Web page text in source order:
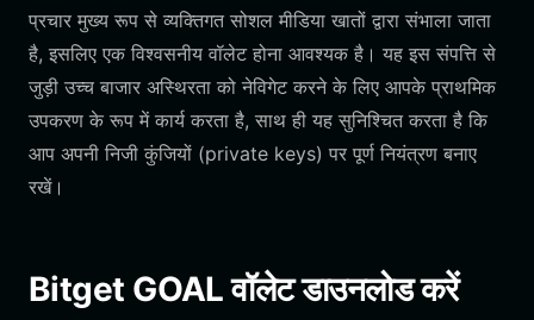
प्रचार मुख्य रूप से व्यक्तिगत सोशल मीडिया खातों द्वारा संभाला जाता
है, इसलिए एक विश्वसनीय वॉलेट होना आवश्यक है। यह इस संपत्ति से
जुड़ी उच्च बाजार अस्थिरता को नेविगेट करने के लिए आपके प्राथमिक
उपकरण के रूप में कार्य करता है, साथ ही यह सुनिश्चित करता है कि
आप अपनी निजी कुंजियों (private keys) पर पूर्ण नियंत्रण बनाए
रखें।
Bitget GOAL वॉलेट डाउनलोड करें